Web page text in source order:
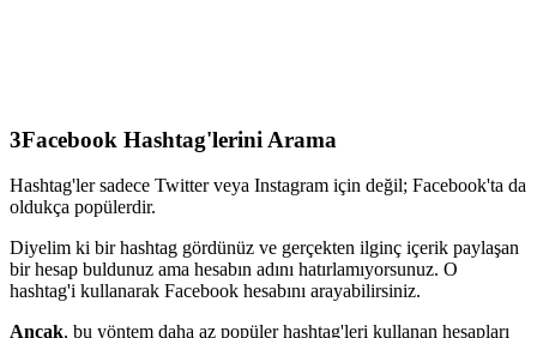
3Facebook Hashtag'lerini Arama
Hashtag'ler sadece Twitter veya Instagram için değil; Facebook'ta da
oldukça popülerdir.
Diyelim ki bir hashtag gördünüz ve gerçekten ilginç içerik paylaşan
bir hesap buldunuz ama hesabın adını hatırlamıyorsunuz. O
hashtag'i kullanarak Facebook hesabını arayabilirsiniz.
Ancak, bu yöntem daha az popüler hashtag'leri kullanan hesapları